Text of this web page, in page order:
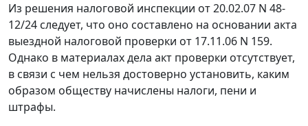
Из решения налоговой инспекции от 20.02.07 N 48-
12/24 следует, что оно составлено на основании акта
выездной налоговой проверки от 17.11.06 N 159.
Однако в материалах дела акт проверки отсутствует,
в связи с чем нельзя достоверно установить, каким
образом обществу начислены налоги, пени и
штрафы.